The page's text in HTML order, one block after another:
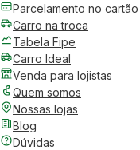
Parcelamento no cartão
Carro na troca
Tabela Fipe
Carro Ideal
Venda para lojistas
Quem somos
Nossas lojas
Blog
Dúvidas